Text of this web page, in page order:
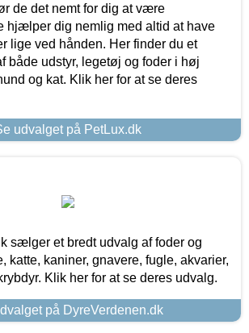
de det nemt for dig at være
hjælper dig nemlig med altid at have
lige ved hånden. Her finder du et
både udstyr, legetøj og foder i høj
og kat. Klik her for at se deres
udvalget på PetLux.dk
sælger et bredt udvalg af foder og
katte, kaniner, gnavere, fugle, akvarier,
Klik her for at se deres udvalg.
på DyreVerdenen.dk